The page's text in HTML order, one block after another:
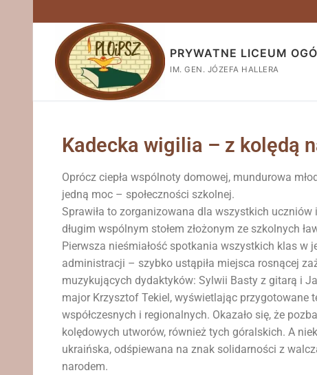
PRYWATNE LICEUM
IM. GEN. JÓZEFA HALLERA
Kadecka wigilia – z kolędą
Oprócz ciepła wspólnoty domowej, mundurowa
jedną moc – społeczności szkolnej.
Sprawiła to zorganizowana dla wszystkich
długim wspólnym stołem złożonym ze szkolnych
Pierwsza nieśmiałość spotkania wszystkich klas
administracji – szybko ustąpiła miejsca rosnącej
muzykujących dydaktyków: Sylwii Basty z gitarą i
major Krzysztof Tekiel, wyświetlając przygotowane
współczesnych i regionalnych. Okazało się, że
kolędowych utworów, również tych góralskich. A
ukraińska, odśpiewana na znak solidarności z
narodem.